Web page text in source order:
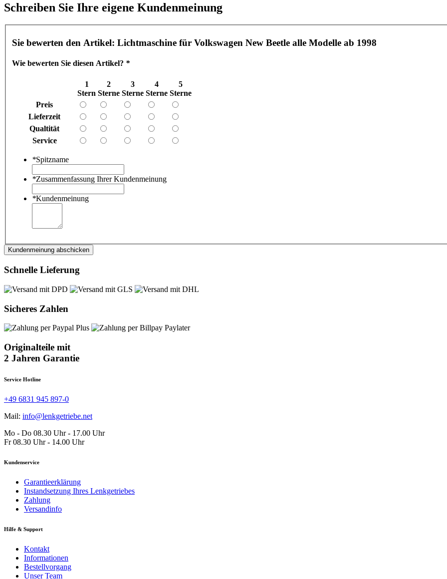
Schreiben Sie Ihre eigene Kundenmeinung
Sie bewerten den Artikel: Lichtmaschine für Volkswagen New Beetle alle Modelle ab 1998
Wie bewerten Sie diesen Artikel? *
1
Stern
2
Sterne
3
Sterne
4
Sterne
5
Sterne
Preis
Lieferzeit
Qualtität
Service
*Spitzname
*Zusammenfassung Ihrer Kundenmeinung
*Kundenmeinung
Kundenmeinung abschicken
Schnelle Lieferung
Sicheres Zahlen
Originalteile mit
2 Jahren Garantie
Service Hotline
+49 6831 945 897-0
Mail: info@lenkgetriebe.net
Mo - Do 08.30 Uhr - 17.00 Uhr
Fr 08.30 Uhr - 14.00 Uhr
Kundenservice
Garantieerklärung
Instandsetzung Ihres Lenkgetriebes
Zahlung
Versandinfo
Hilfe & Support
Kontakt
Informationen
Bestellvorgang
Unser Team